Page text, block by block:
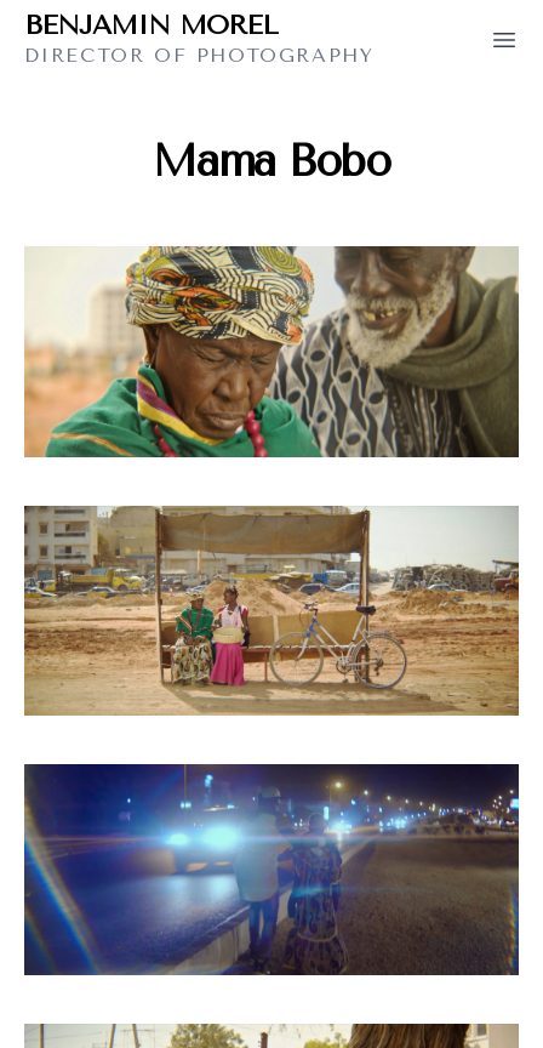
BENJAMIN MOREL
BENJAMIN MOREL
DIRECTOR OF PHOTOGRAPHY
Mama Bobo